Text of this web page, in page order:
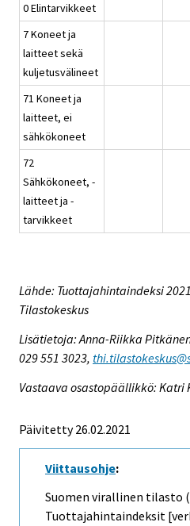
0 Elintarvikkeet
7 Koneet ja
laitteet sekä
kuljetusvälineet
71 Koneet ja
laitteet, ei
sähkökoneet
72
Sähkökoneet, -
laitteet ja -
tarvikkeet
Lähde: Tuottajahintaindeksi
Tilastokeskus
Lisätietoja: Anna-Riikka
029 551 3023,
Vastaava osastopäällikkö: Katri
Päivitetty 26.02.2021
Viittausohje:
Suomen virallinen tilasto
Tuottajahintaindeksit